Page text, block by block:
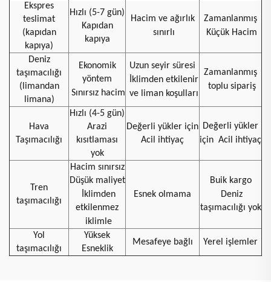
Ekspres
teslimat
(kapıdan
kapıya)
Hızlı (5-7 gün)
Kapıdan
kapıya
Hacim ve ağırlık
sınırlı
Zamanlanmış
Küçük Hacim
Deniz
taşımacılığı
(limandan
limana)
Ekonomik
yöntem
Sınırsız hacim
Uzun seyir süresi
İklimden etkilenir
ve liman koşulları
Zamanlanmış
toplu sipariş
Hava
Taşımacılığı
Hızlı (4-5 gün)
Arazi
kısıtlaması
yok
Değerli yükler için
Acil ihtiyaç
Değerli yükler
için Acil ihtiyaç
Tren
taşımacılığı
Hacim sınırsız
Düşük maliyet
İklimden
etkilenmez
iklimle
Esnek olmama
Buik kargo
Deniz
taşımacılığı yok
Yol
taşımacılığı
Yüksek
Esneklik
Mesafeye bağlı Yerel işlemler